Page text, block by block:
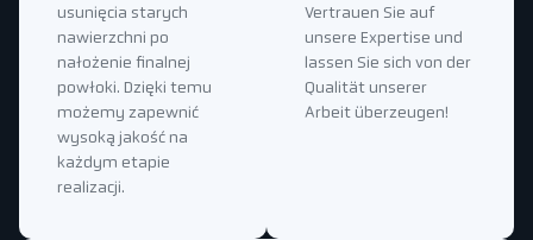
Vertrauen Sie auf
unsere Expertise und
lassen Sie sich von der
Qualität unserer
Arbeit überzeugen!
usunięcia starych
nawierzchni po
nałożenie finalnej
powłoki. Dzięki temu
możemy zapewnić
wysoką jakość na
każdym etapie
realizacji.